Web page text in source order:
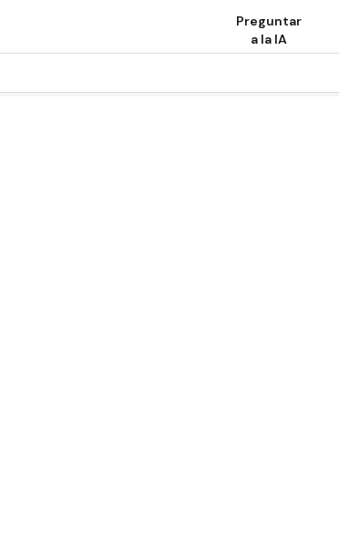
Preguntar
a la IA